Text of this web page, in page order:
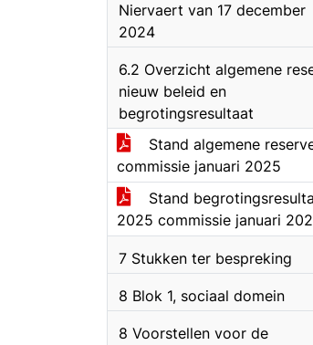
Niervaert van 17 december
2024
6.2 Overzicht algemene
nieuw beleid en
begrotingsresultaat
Stand algemene
commissie januari 2025
Stand
2025 commissie januari
7 Stukken ter bespreking
8 Blok 1, sociaal domein
8 Voorstellen voor de